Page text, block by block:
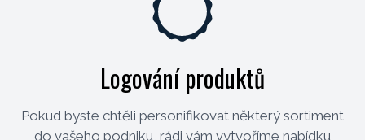
Logování produktů
Pokud byste chtěli personifikovat některý sortiment
do vašeho podniku, rádi vám vytvoříme nabídku